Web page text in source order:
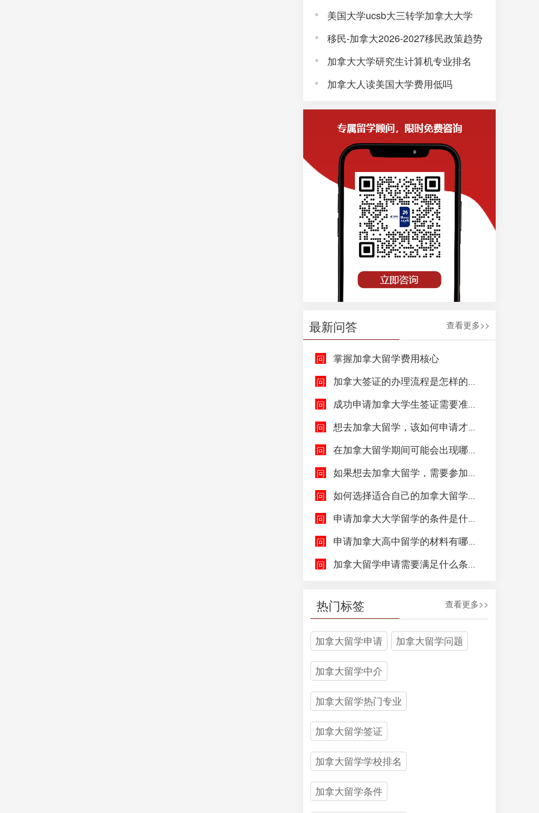
美国大学ucsb大三转学加拿大大学
移民-加拿大2026-2027移民政策趋势
加拿大大学研究生计算机专业排名
加拿大人读美国大学费用低吗
最新问答 查看更多>>
掌握加拿大留学费用核心
加拿大签证的办理流程是怎样的呢？
成功申请加拿大学生签证需要准备哪些文件呢？
想去加拿大留学，该如何申请才能成功拿到加拿大学生签证呢？
在加拿大留学期间可能会出现哪些紧急情况，具体该如何去处理这些紧急情况呢？
如果想去加拿大留学，需要参加哪些语言考试，达到什么水平才能申请呢？
如何选择适合自己的加拿大留学院校和专业呢？
申请加拿大大学留学的条件是什么，如何申请加拿大大学留学，留学的费用及签证申请流程是什么？
申请加拿大高中留学的材料有哪些，具体都包含哪些方面呢？
加拿大留学申请需要满足什么条件呢？
热门标签 查看更多>>
加拿大留学申请 加拿大留学问题
加拿大留学中介
加拿大留学热门专业
加拿大留学签证
加拿大留学学校排名
加拿大留学条件